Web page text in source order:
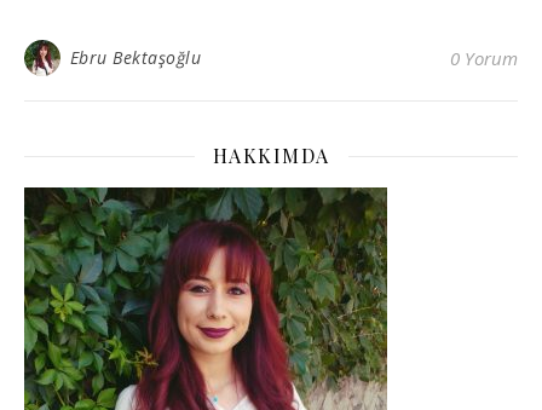
Ebru Bektaşoğlu 0 Yorum
HAKKIMDA